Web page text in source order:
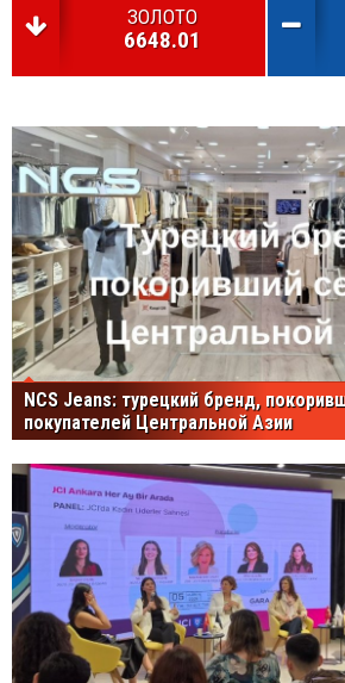
ЗОЛОТО
6648.01
NCS Jeans: турецкий бренд,
покупателей Центральной Азии